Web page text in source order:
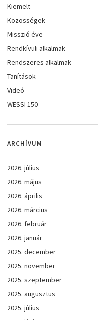
Kiemelt
Közösségek
Misszió éve
Rendkívüli alkalmak
Rendszeres alkalmak
Tanítások
Videó
WESSI 150
ARCHÍVUM
2026. július
2026. május
2026. április
2026. március
2026. február
2026. január
2025. december
2025. november
2025. szeptember
2025. augusztus
2025. július